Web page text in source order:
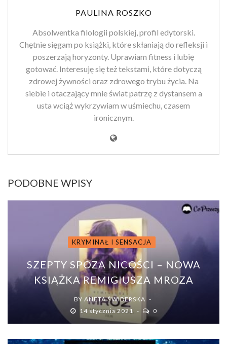
PAULINA ROSZKO
Absolwentka filologii polskiej, profil edytorski.
Chętnie sięgam po książki, które skłaniają do refleksji i
poszerzają horyzonty. Uprawiam fitness i lubię
gotować. Interesuję się też tekstami, które dotyczą
zdrowej żywności oraz zdrowego trybu życia. Na
siebie i otaczający mnie świat patrzę z dystansem a
usta wciąż wykrzywiam w uśmiechu, czasem
ironicznym.
PODOBNE WPISY
KRYMINAŁ I SENSACJA
SZEPTY SPOZA NICOŚCI – NOWA
KSIĄŻKA REMIGIUSZA MROZA
BY ANETA ŚWIDERSKA
14 stycznia 2021
0